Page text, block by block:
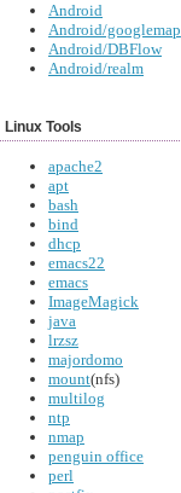
Android
Android/googlemap
Android/DBFlow
Android/realm
Linux Tools
apache2
apt
bash
bind
dhcp
emacs22
emacs
ImageMagick
java
lrzsz
majordomo
mount(nfs)
multilog
ntp
nmap
penguin office
perl